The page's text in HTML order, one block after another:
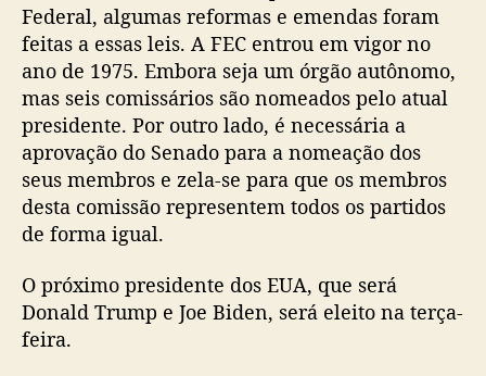
Federal, algumas reformas e emendas foram
feitas a essas leis. A FEC entrou em vigor no
ano de 1975. Embora seja um órgão autônomo,
mas seis comissários são nomeados pelo atual
presidente. Por outro lado, é necessária a
aprovação do Senado para a nomeação dos
seus membros e zela-se para que os membros
desta comissão representem todos os partidos
de forma igual.
O próximo presidente dos EUA, que será
Donald Trump e Joe Biden, será eleito na terça-
feira.